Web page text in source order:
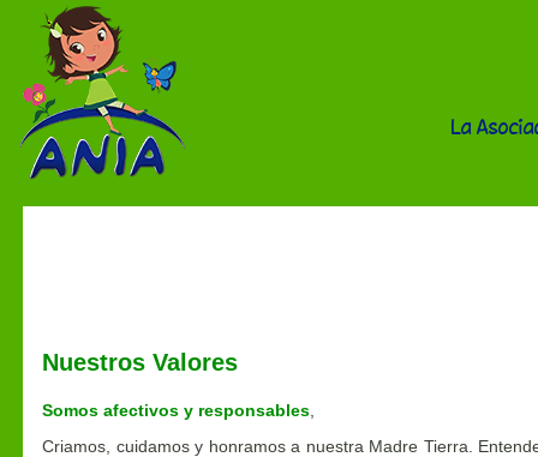
La
Nuestros Valores
Somos afectivos y responsables
Criamos, cuidamos y honramos a nuestra Madre Tierra.